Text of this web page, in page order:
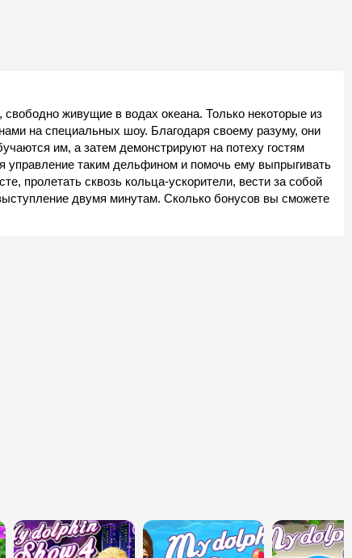
живущие в водах океана. Только некоторые из
на специальных шоу. Благодаря своему разуму, они
им, а затем демонстрируют на потеху гостям
управление таким дельфином и помочь ему выпрыгивать
пролетать сквозь кольца-ускорители, вести за собой
двумя минутам. Сколько бонусов вы сможете